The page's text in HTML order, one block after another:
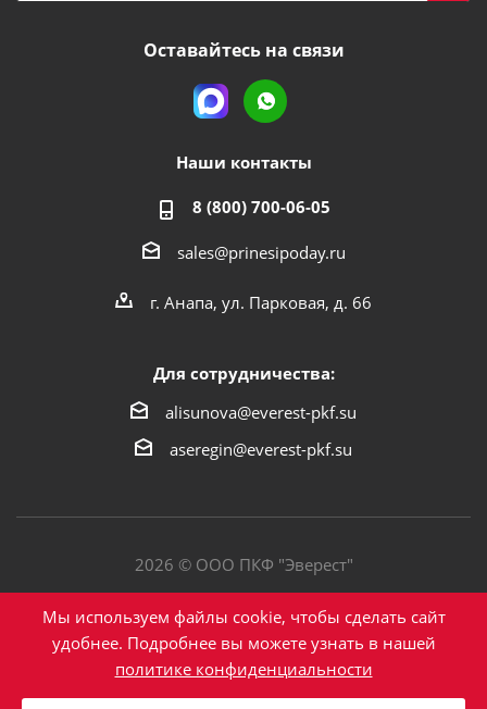
Оставайтесь на связи
Наши контакты
8 (800) 700-06-05
sales@prinesipoday.ru
г. Анапа, ул. Парковая, д. 66
Для сотрудничества:
alisunova@everest-pkf.su
aseregin@everest-pkf.su
2026 © ООО ПКФ "Эверест"
Политика конфиденциальности
Мы используем файлы cookie, чтобы сделать сайт
удобнее. Подробнее вы можете узнать в нашей
политике конфиденциальности